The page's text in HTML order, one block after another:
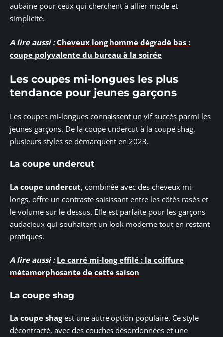
aubaine pour ceux qui cherchent à allier mode et
simplicité.
A lire aussi : Cheveux long homme dégradé bas :
coupe polyvalente du bureau à la soirée
Les coupes mi-longues les plus
tendance pour jeunes garçons
Les coupes mi-longues connaissent un vif succès parmi les
jeunes garçons. De la coupe undercut à la coupe shag,
plusieurs styles se démarquent en 2023.
La coupe undercut
La coupe undercut, combinée avec des cheveux mi-
longs, offre un contraste saisissant entre les côtés rasés et
le volume sur le dessus. Elle est parfaite pour les garçons
audacieux qui souhaitent un look moderne tout en restant
pratiques.
A lire aussi : Le carré mi-long effilé : la coiffure
métamorphosante de cette saison
La coupe shag
La coupe shagest une autre option populaire. Ce style
décontracté, avec des couches désordonnées et une